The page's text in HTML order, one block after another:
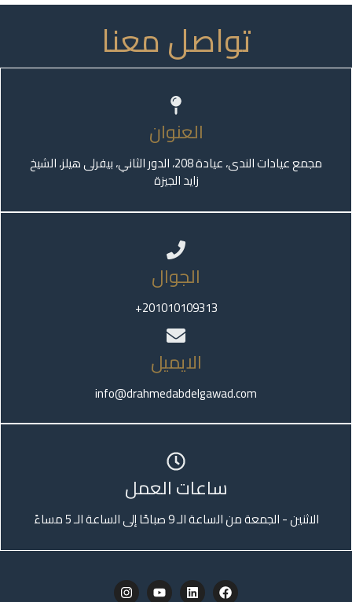
تواصل معنا
العنوان
مجمع عيادات الندى، عيادة 208، الدور الثاني، بيفرلى هيلز، الشيخ
زايد الجيزة
الجوال
201010109313+
الايميل
info@drahmedabdelgawad.com
ساعات العمل
الاثنين - الجمعة من الساعة الـ 9 صباحًا إلى الساعة الـ 5 مساءً